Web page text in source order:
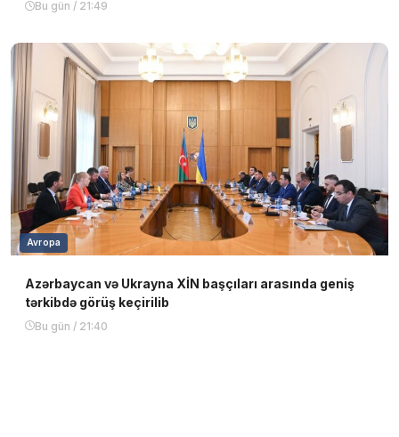
Bu gün / 21:49
Avropa
Azərbaycan və Ukrayna XİN başçıları arasında geniş
tərkibdə görüş keçirilib
Bu gün / 21:40